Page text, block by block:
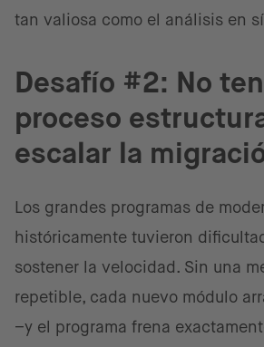
tan valiosa como el análisis en
Desafío #2: No
proceso
escalar la
Los grandes programas de
históricamente tuvieron
sostener la velocidad. Sin una
repetible, cada nuevo módulo
–y el programa frena